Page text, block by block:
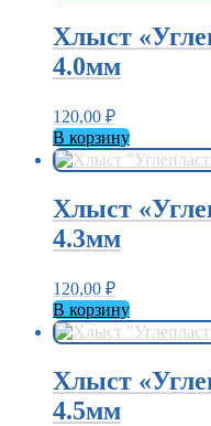
Хлыст
4.0мм
120,00 ₽
В корзину
Хлыст
4.3мм
120,00 ₽
В корзину
Хлыст
4.5мм